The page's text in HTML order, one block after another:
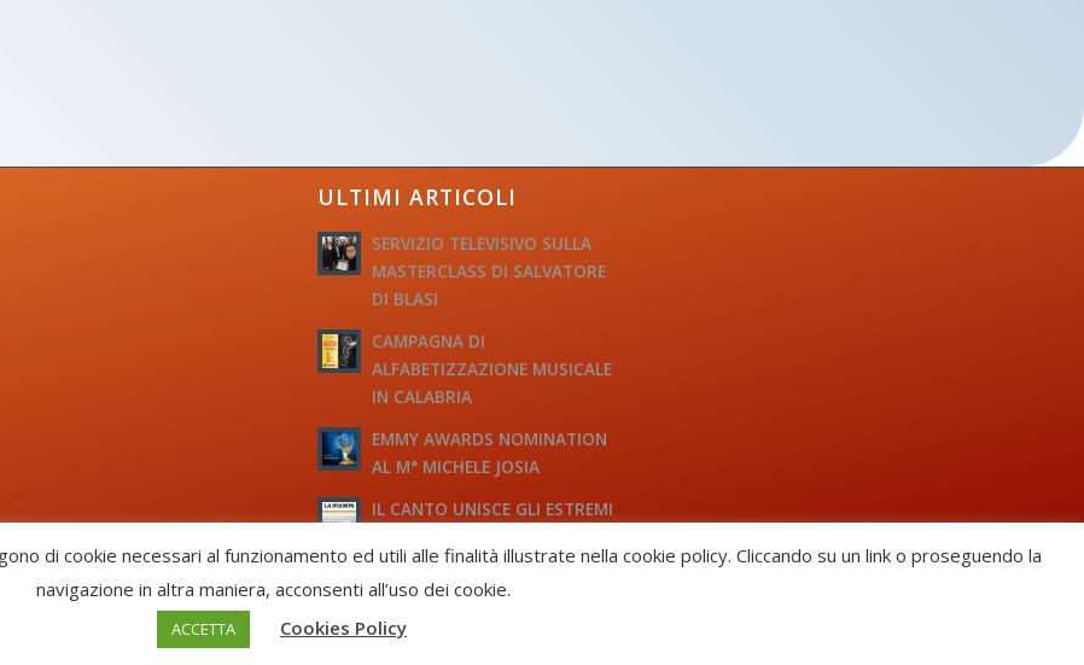
ULTIMI ARTICOLI
SERVIZIO TELEVISIVO SULLA
MASTERCLASS DI SALVATORE
DI BLASI
CAMPAGNA DI
ALFABETIZZAZIONE MUSICALE
IN CALABRIA
EMMY AWARDS NOMINATION
AL M° MICHELE JOSIA
IL CANTO UNISCE GLI ESTREMI
93058420691
di cookie necessari al funzionamento ed utili alle finalità illustrate nella cookie policy. Cliccando su un link o proseguendo la
navigazione in altra maniera, acconsenti all’uso dei cookie.
ACCETTA Cookies Policy